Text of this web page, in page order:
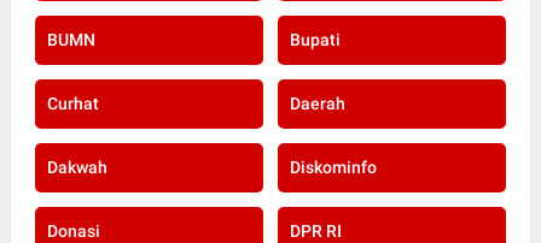
BUMN Bupati
Curhat Daerah
Dakwah Diskominfo
Donasi DPR RI